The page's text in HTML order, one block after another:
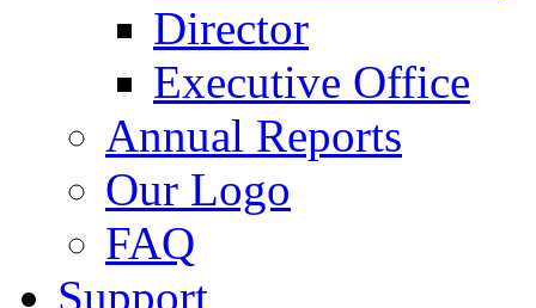
Director
Executive Office
Annual Reports
Our Logo
FAQ
Support